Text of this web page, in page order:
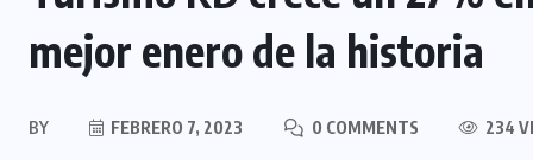
mejor enero de la historia
BY FEBRERO 7, 2023 0 COMMENTS 234